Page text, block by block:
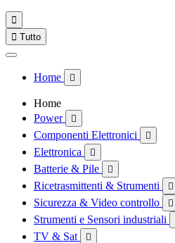

 Tutto
Home 
Home
Power

Componenti Elettronici 
Elettronica 
Batterie & Pile 
Ricetrasmittenti & Strumenti 
Sicurezza & Video controllo 
Strumenti e Sensori industriali
TV & Sat 